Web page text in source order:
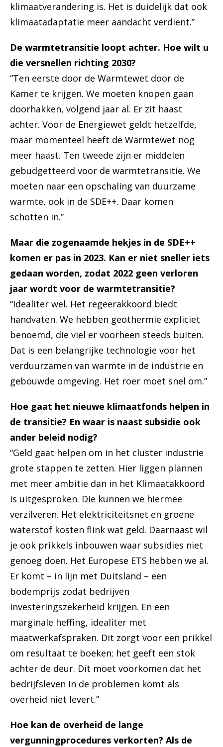
klimaatverandering is. Het is duidelijk dat ook
klimaatadaptatie meer aandacht verdient.”
De warmtetransitie loopt achter. Hoe wilt u
die versnellen richting 2030?
“Ten eerste door de Warmtewet door de
Kamer te krijgen. We moeten knopen gaan
doorhakken, volgend jaar al. Er zit haast
achter. Voor de Energiewet geldt hetzelfde,
maar momenteel heeft de Warmtewet nog
meer haast. Ten tweede zijn er middelen
gebudgetteerd voor de warmtetransitie. We
moeten naar een opschaling van duurzame
warmte, ook in de SDE++. Daar komen
schotten in.”
Maar die zogenaamde hekjes in de SDE++
komen er pas in 2023. Kan er niet sneller iets
gedaan worden, zodat 2022 geen verloren
jaar wordt voor de warmtetransitie?
“Idealiter wel. Het regeerakkoord biedt
handvaten. We hebben geothermie expliciet
benoemd, die viel er voorheen steeds buiten.
Dat is een belangrijke technologie voor het
verduurzamen van warmte in de industrie en
gebouwde omgeving. Het roer moet snel om.”
Hoe gaat het nieuwe klimaatfonds helpen in
de transitie? En waar is naast subsidie ook
ander beleid nodig?
“Geld gaat helpen om in het cluster industrie
grote stappen te zetten. Hier liggen plannen
met meer ambitie dan in het Klimaatakkoord
is uitgesproken. Die kunnen we hiermee
verzilveren. Het elektriciteitsnet en groene
waterstof kosten flink wat geld. Daarnaast wil
je ook prikkels inbouwen waar subsidies niet
genoeg doen. Het Europese ETS hebben we al.
Er komt – in lijn met Duitsland – een
bodemprijs zodat bedrijven
investeringszekerheid krijgen. En een
marginale heffing, idealiter met
maatwerkafspraken. Dit zorgt voor een prikkel
om resultaat te boeken; het geeft een stok
achter de deur. Dit moet voorkomen dat het
bedrijfsleven in de problemen komt als
overheid niet levert.”
Hoe kan de overheid de lange
vergunningprocedures verkorten? Als de